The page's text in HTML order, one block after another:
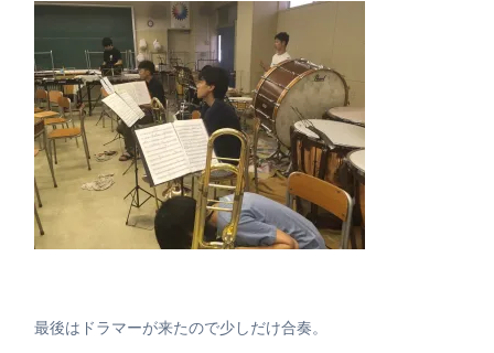
最後はドラマーが来たので少しだけ合奏。